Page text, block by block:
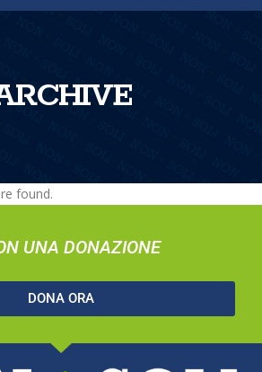
found.
UNA DONAZIONE
DONA ORA